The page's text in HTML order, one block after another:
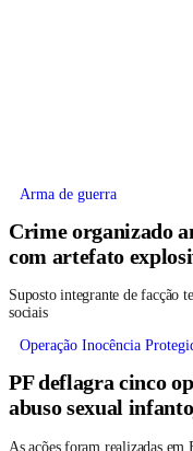
Arma de guerra
Crime organizado
com artefato
Suposto integrante de facção
sociais
Operação Inocência
PF deflagra cinco
abuso sexual
As ações foram realizadas em